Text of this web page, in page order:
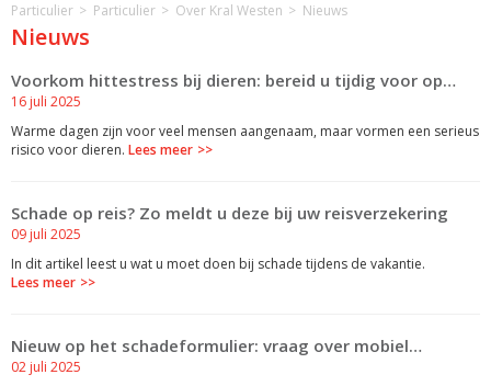
Particulier Particulier Over Kral Westen Nieuws
Nieuws
Voorkom hittestress bij dieren: bereid u tijdig voor op…
16 juli 2025
Warme dagen zijn voor veel mensen aangenaam, maar vormen een serieus
risico voor dieren. Lees meer
Schade op reis? Zo meldt u deze bij uw reisverzekering
09 juli 2025
In dit artikel leest u wat u moet doen bij schade tijdens de vakantie.
Lees meer
Nieuw op het schadeformulier: vraag over mobiel…
02 juli 2025